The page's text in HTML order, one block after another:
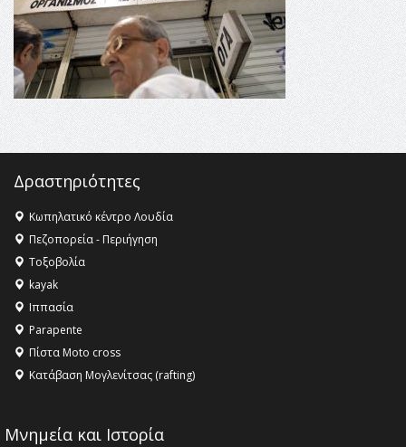
16:35 -Το πρόγραμμα του ΠΑΟΚ στον δεύτερο γύρο του
Champions League!
16:27 -Όλυμπος: Εντάχθηκε στον Κατάλογο Παγκόσμιας
Κληρονομιάς της UNESCO – Ομόφωνη η απόφαση Ο
Όλυμπος αναγνωρίστηκε ως φυσικό και πολιτιστικό
αγαθό εξέχουσας οικουμενικής αξίας για την
ανθρωπότητα
ΣΤΗΝ ΕΔΕΣΣΑ
Δραστηριότητες
Κωπηλατικό κέντρο Λουδία
Πεζοπορεία - Περιήγηση
Τοξοβολία
kayak
Ιππασία
Parapente
Πίστα Moto cross
Κατάβαση Μογλενίτσας (rafting)
Μνημεία και Ιστορία